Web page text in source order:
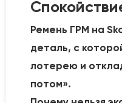
Ремень ГРМ на
деталь, с
лотерею и
потом».